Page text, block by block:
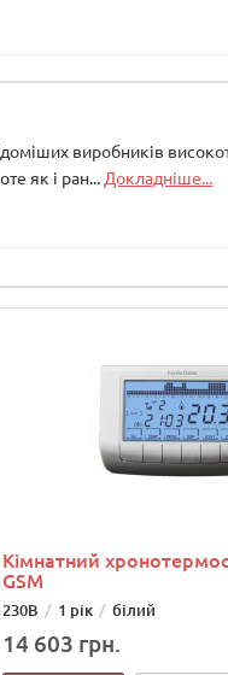
виробників
як і ран... Докладніше...
Кімнатний
GSM
230В 1 рік білий
14 603 грн.